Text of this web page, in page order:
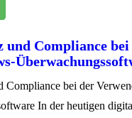
und Compliance
Compliance bei der
In der heutigen